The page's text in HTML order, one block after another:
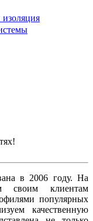
в 2006 году. На
своим клиентам
популярных
качественную